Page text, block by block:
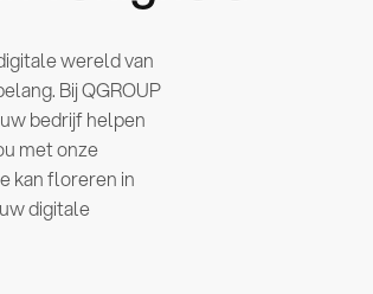
wereld van
Bij QGROUP
bedrijf helpen
met onze
kan floreren in
digitale